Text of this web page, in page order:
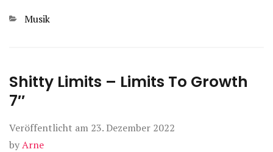
Kategorien
Musik
Shitty Limits – Limits To Growth
7″
Veröffentlicht am 23. Dezember 2022
byArne